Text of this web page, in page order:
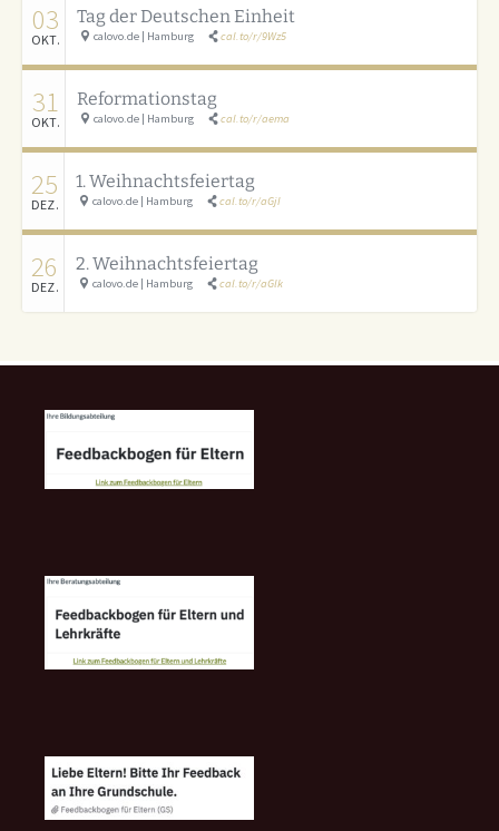
03
OKT.
Tag der Deutschen Einheit
calovo.de | Hamburg cal.to/r/9Wz5
31
OKT.
Reformationstag
calovo.de | Hamburg cal.to/r/aema
25
DEZ.
1. Weihnachtsfeiertag
calovo.de | Hamburg cal.to/r/aGjI
26
DEZ.
2. Weihnachtsfeiertag
calovo.de | Hamburg cal.to/r/aGlk